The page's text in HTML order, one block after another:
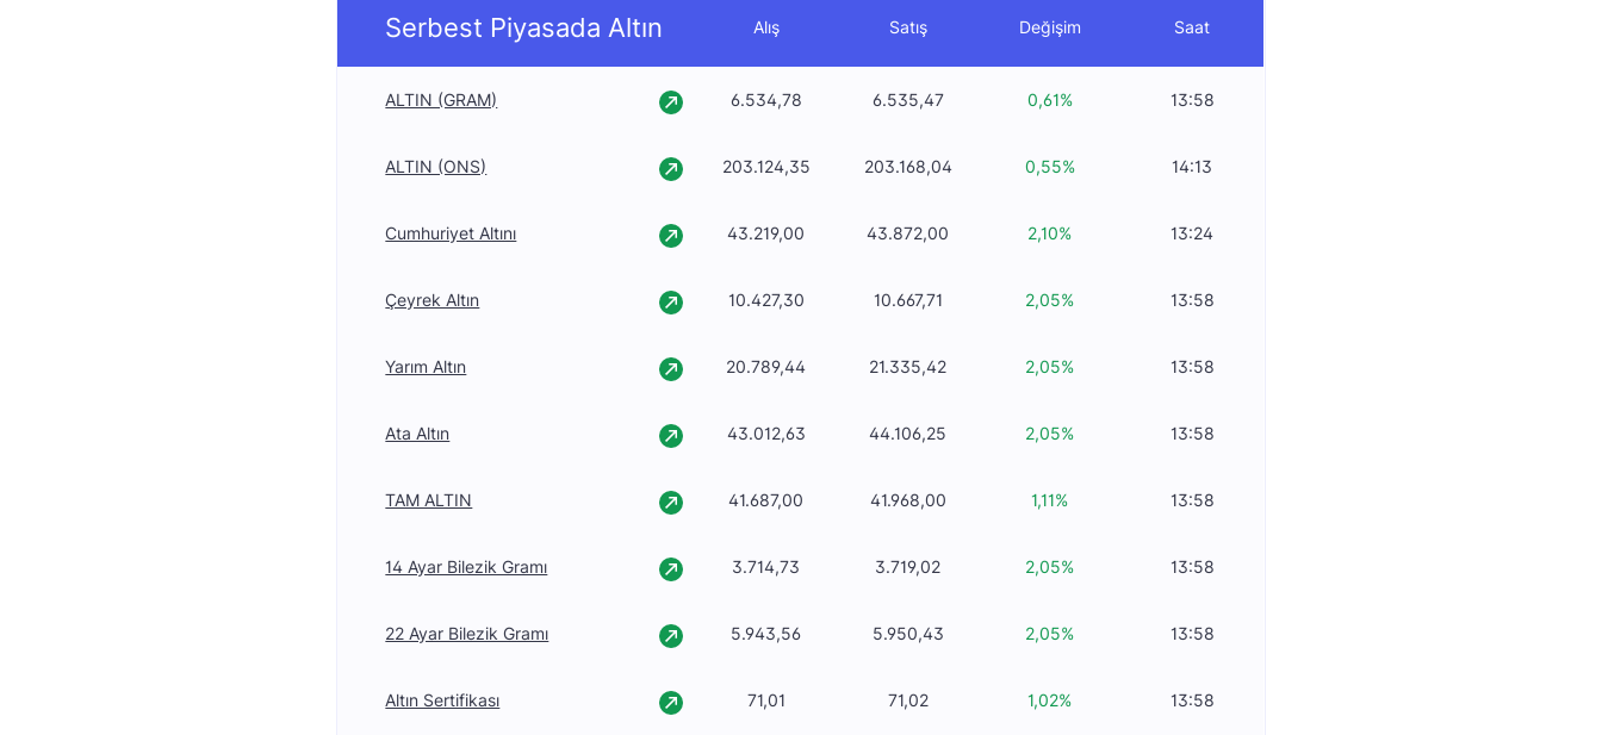
Serbest Piyasada Altın Alış Satış Değişim Saat
ALTIN (GRAM) 6.534,78 6.535,47 0,61% 13:58
ALTIN (ONS) 203.124,35 203.168,04 0,55% 14:13
Cumhuriyet Altını 43.219,00 43.872,00 2,10% 13:24
Çeyrek Altın 10.427,30 10.667,71 2,05% 13:58
Yarım Altın 20.789,44 21.335,42 2,05% 13:58
Ata Altın 43.012,63 44.106,25 2,05% 13:58
TAM ALTIN 41.687,00 41.968,00 1,11% 13:58
14 Ayar Bilezik Gramı 3.714,73 3.719,02 2,05% 13:58
22 Ayar Bilezik Gramı 5.943,56 5.950,43 2,05% 13:58
Altın Sertifikası 71,01 71,02 1,02% 13:58